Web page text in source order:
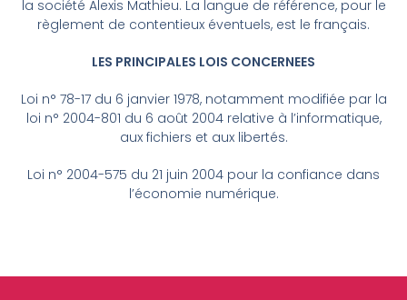
la société Alexis Mathieu. La langue de référence, pour le
règlement de contentieux éventuels, est le français.
LES PRINCIPALES LOIS CONCERNEES
Loi n° 78-17 du 6 janvier 1978, notamment modifiée par la
loi n° 2004-801 du 6 août 2004 relative à l’informatique,
aux fichiers et aux libertés.
Loi n° 2004-575 du 21 juin 2004 pour la confiance dans
l’économie numérique.